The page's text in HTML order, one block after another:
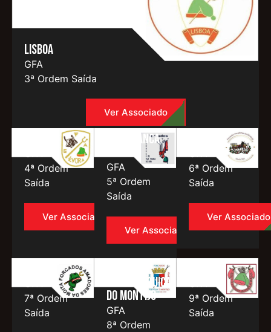
Lisboa
GFA
3ª Ordem Saída
Ver Associado
GFA
4ª Ordem
Saída
Ver Associado
Vila Franca
de Xira
GFA
5ª Ordem
Saída
Ver Associado
GFA
6ª Ordem
Saída
Ver Associado
7ª Ordem
Saída
Tauromáquica
do Montijo
GFA
8ª Ordem
9ª Ordem
Saída